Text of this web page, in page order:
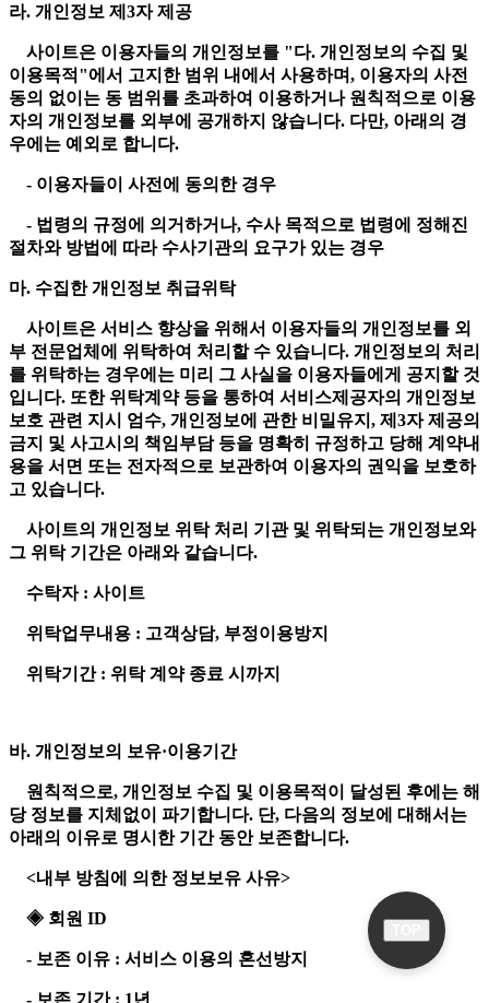
라. 개인정보 제3자 제공
사이트은 이용자들의 개인정보를 "다. 개인정보의 수집 및
이용목적"에서 고지한 범위 내에서 사용하며, 이용자의 사전
동의 없이는 동 범위를 초과하여 이용하거나 원칙적으로 이용
자의 개인정보를 외부에 공개하지 않습니다. 다만, 아래의 경
우에는 예외로 합니다.
- 이용자들이 사전에 동의한 경우
- 법령의 규정에 의거하거나, 수사 목적으로 법령에 정해진
절차와 방법에 따라 수사기관의 요구가 있는 경우
마. 수집한 개인정보 취급위탁
사이트은 서비스 향상을 위해서 이용자들의 개인정보를 외
부 전문업체에 위탁하여 처리할 수 있습니다. 개인정보의 처리
를 위탁하는 경우에는 미리 그 사실을 이용자들에게 공지할 것
입니다. 또한 위탁계약 등을 통하여 서비스제공자의 개인정보
보호 관련 지시 엄수, 개인정보에 관한 비밀유지, 제3자 제공의
금지 및 사고시의 책임부담 등을 명확히 규정하고 당해 계약내
용을 서면 또는 전자적으로 보관하여 이용자의 권익을 보호하
고 있습니다.
사이트의 개인정보 위탁 처리 기관 및 위탁되는 개인정보와
그 위탁 기간은 아래와 같습니다.
수탁자 : 사이트
위탁업무내용 : 고객상담, 부정이용방지
위탁기간 : 위탁 계약 종료 시까지
바. 개인정보의 보유·이용기간
원칙적으로, 개인정보 수집 및 이용목적이 달성된 후에는 해
당 정보를 지체없이 파기합니다. 단, 다음의 정보에 대해서는
아래의 이유로 명시한 기간 동안 보존합니다.
<내부 방침에 의한 정보보유 사유>
◈ 회원 ID
- 보존 이유 : 서비스 이용의 혼선방지
- 보존 기간 : 1년